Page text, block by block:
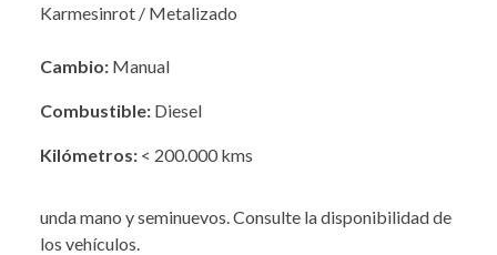
Karmesinrot / Metalizado
Cambio: Manual
Combustible: Diesel
Kilómetros: < 200.000 kms
unda mano y seminuevos. Consulte la disponibilidad de
los vehículos.